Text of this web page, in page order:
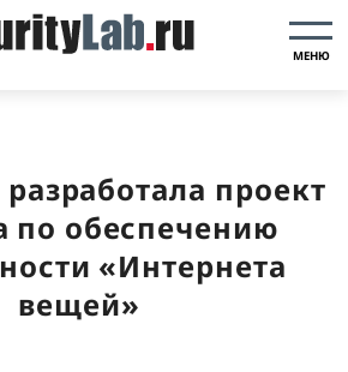
МЕНЮ
проект
по обеспечению
«Интернета
вещей»